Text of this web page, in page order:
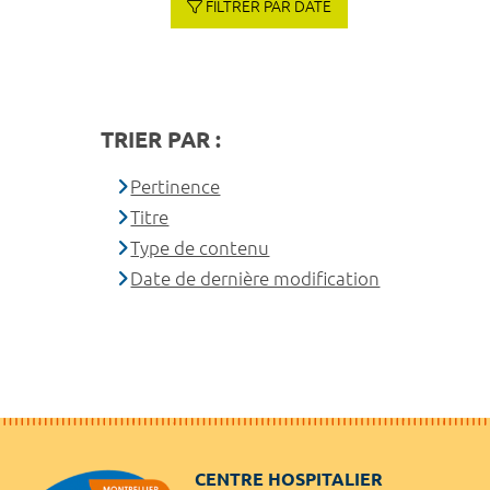
FILTRER PAR DATE
TRIER PAR :
Pertinence
Titre
Type de contenu
Date de dernière modification
CENTRE HOSPITALIER